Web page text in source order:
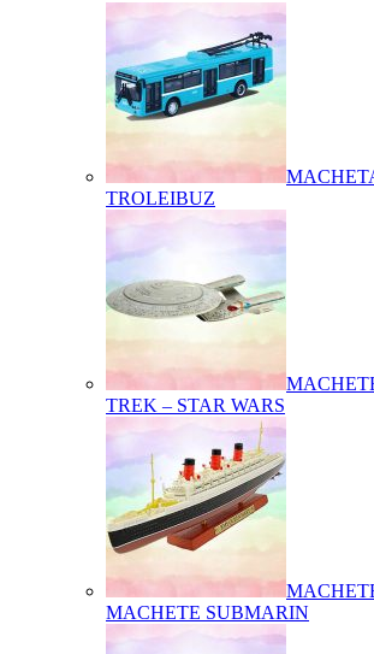
TROLEIBUZ
TREK – STAR WARS
MACHETE SUBMARIN